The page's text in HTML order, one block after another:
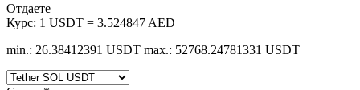
Отдаете
Курс: 1 USDT = 3.524847 AED
min.: 26.38412391 USDT max.: 52768.24781331 USDT